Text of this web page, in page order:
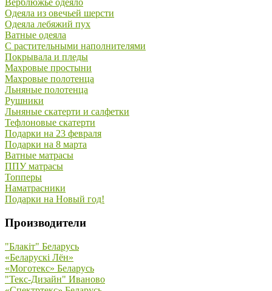
Верблюжье одеяло
Одеяла из овечьей шерсти
Одеяла лебяжий пух
Ватные одеяла
С растительными наполнителями
Покрывала и пледы
Махровые простыни
Махровые полотенца
Льняные полотенца
Рушники
Льняные скатерти и салфетки
Тефлоновые скатерти
Подарки на 23 февраля
Подарки на 8 марта
Ватные матрасы
ППУ матрасы
Топперы
Наматрасники
Подарки на Новый год!
Производители
"Блакiт" Беларусь
«Беларускi Лён»
«Моготекс» Беларусь
"Текс-Дизайн" Иваново